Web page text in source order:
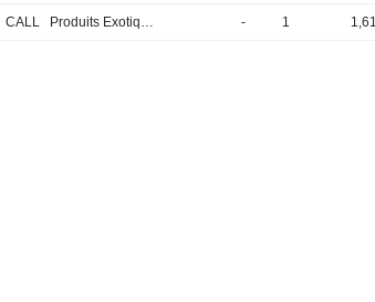
CALL Produits Exotiques - 1